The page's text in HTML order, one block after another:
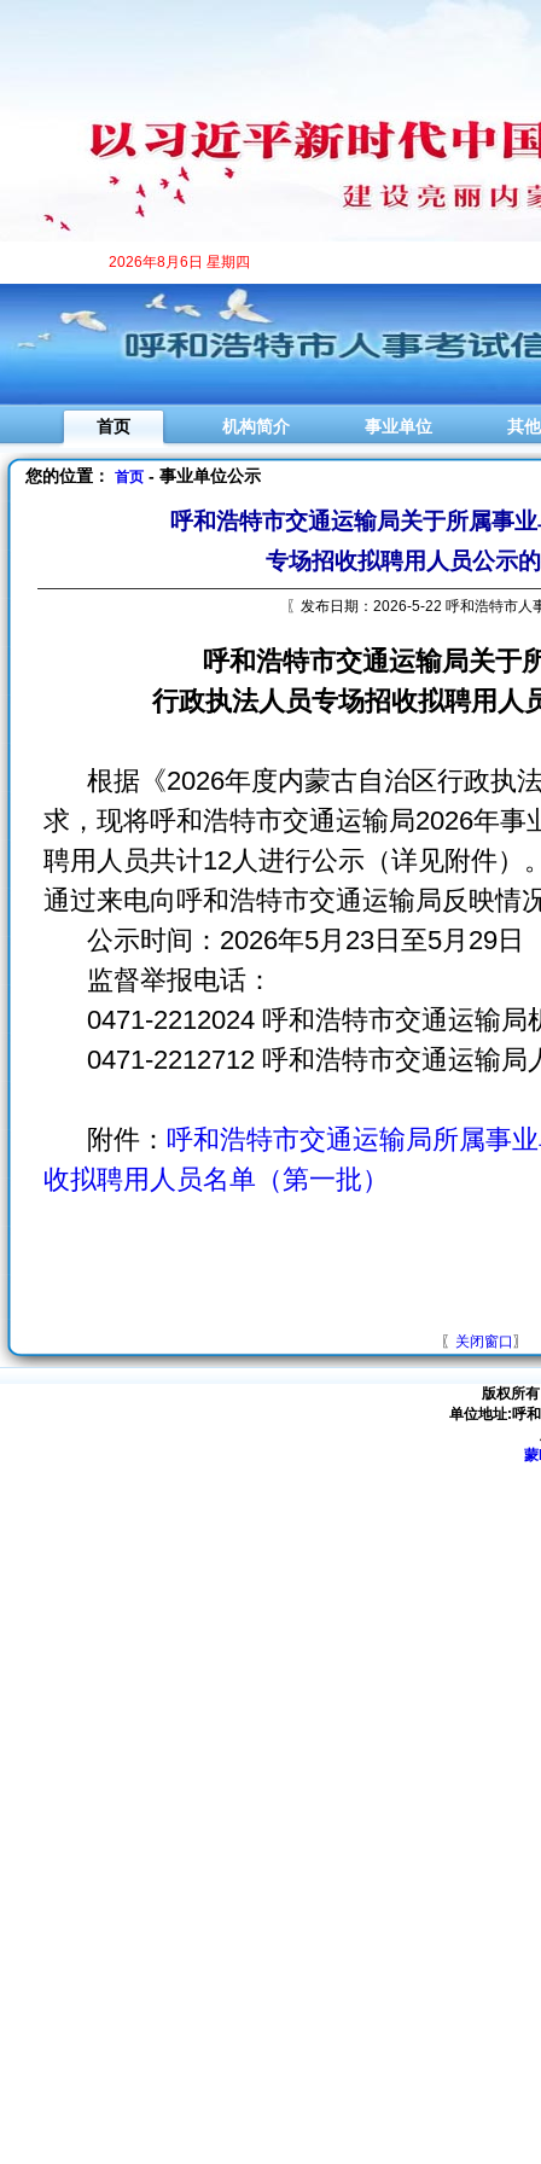
2026年8月6日 星期四
首页 机构简介 事业单位 其
您的位置： 首页- 事业单位公示
呼和浩特市交通运输局关于所属事
专场招收拟聘用人员公示
〖发布日期：2026-5-22 呼和浩特市人
呼和浩特市交通运输局关于
行政执法人员专场招收拟聘用人
根据《2026年度内蒙古自治区行政执
求，现将呼和浩特市交通运输局2026年
聘用人员共计12人进行公示（详见附件）
通过来电向呼和浩特市交通运输局反映情
公示时间：2026年5月23日至5月29日
监督举报电话：
0471-2212024 呼和浩特市交通运输局
0471-2212712 呼和浩特市交通运输局
附件： 呼和浩特市交通运输局所属事
收拟聘用人员名单（第一批）
〖 关闭窗口 〗
版权所
单位地址:呼